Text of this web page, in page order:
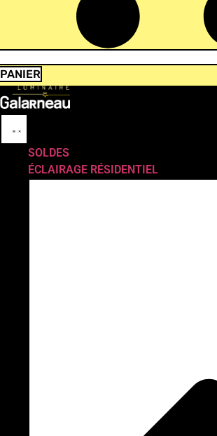
PANIER
SOLDES
ÉCLAIRAGE RÉSIDENTIEL